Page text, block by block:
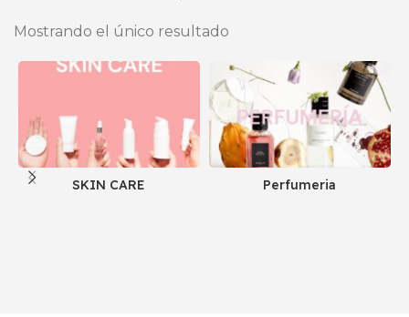
Mostrando el único resultado
SKIN CARE Perfumeria